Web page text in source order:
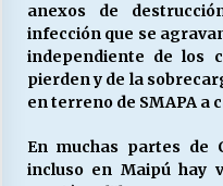
28/05/
cuestión
16/05/
anexos de
infección que se
independiente de los
pierden y de la
en terreno de SMAPA a
En muchas partes de
incluso en Maipú hay